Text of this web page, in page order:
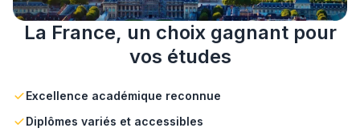
La France, un choix gagnant pour
vos études
Excellence académique reconnue
Diplômes variés et accessibles